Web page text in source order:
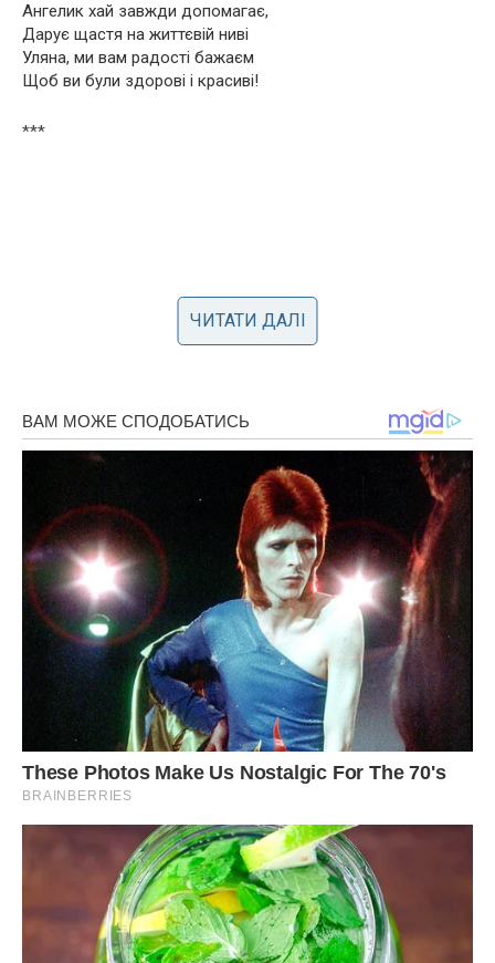
Ангелик хай завжди допомагає,
Дарує щастя на життєвій ниві
Уляна, ми вам радості бажаєм
Щоб ви були здорові і красиві!
***
Хай Ангел вбереже і захистить.
Крильми прикриє мов мале дитя.
Щасливу саму, неповторну мить
Розтягне довжиною у життя.
Так хочеться багато побажати:
Добра, здоров’я, дорогих людей
Які любов’ ю вміють зігрівати.
Ясного неба, і легких доріг,
І мрія заповітна хай здійсниться.
ЧИТАТИ ДАЛІ